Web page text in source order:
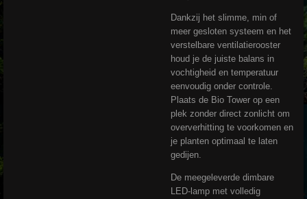
Dankzij het slimme, min of
meer gesloten systeem en het
verstelbare ventilatierooster
houd je de juiste balans in
vochtigheid en temperatuur
eenvoudig onder controle.
Plaats de Bio Tower op een
plek zonder direct zonlicht om
oververhitting te voorkomen en
je planten optimaal te laten
gedijen.
De meegeleverde dimbare
LED-lamp met volledig